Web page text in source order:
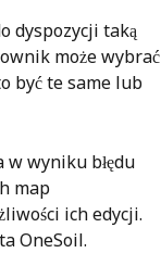
dyspozycji taką
może wybrać
być te same lub
wyniku błędu
map
ich edycji.
OneSoil.